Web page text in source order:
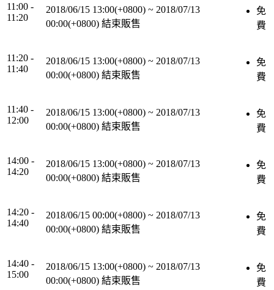
11:00 -
11:20
2018/06/15 13:00(+0800) ~ 2018/07/13
00:00(+0800) 結束販售
免
費
11:20 -
11:40
2018/06/15 13:00(+0800) ~ 2018/07/13
00:00(+0800) 結束販售
免
費
11:40 -
12:00
2018/06/15 13:00(+0800) ~ 2018/07/13
00:00(+0800) 結束販售
免
費
14:00 -
14:20
2018/06/15 13:00(+0800) ~ 2018/07/13
00:00(+0800) 結束販售
免
費
14:20 -
14:40
2018/06/15 00:00(+0800) ~ 2018/07/13
00:00(+0800) 結束販售
免
費
14:40 -
15:00
2018/06/15 13:00(+0800) ~ 2018/07/13
00:00(+0800) 結束販售
免
費